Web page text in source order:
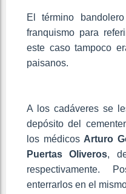
El término
franquismo para
este caso tampoco
paisanos.
A los cadáveres se
depósito del
los médicos Arturo
Puertas Oliveros,
respectivamente.
enterrarlos en el